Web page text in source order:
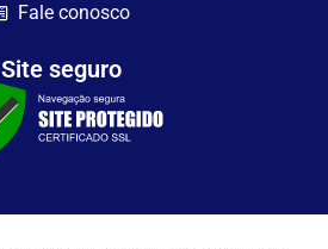
Fale conosco
Site seguro